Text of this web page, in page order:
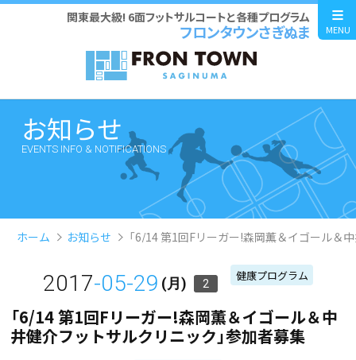
関東最大級! 6面フットサルコートと各種プログラム
フロンタウンさぎぬま MENU
お知らせ
EVENTS INFO & NOTIFICATIONS
ホーム お知らせ 「6/14 第1回Fリーガー!森岡薫＆イゴール＆
2017-05-29 (月) 2
健康プログラム
「6/14 第1回Fリーガー!森岡薫＆イゴール＆中
井健介フットサルクリニック」参加者募集